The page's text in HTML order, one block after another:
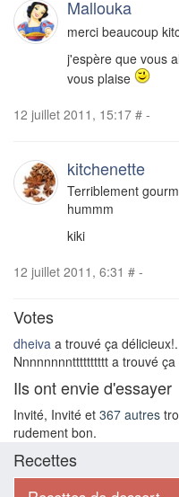
Mallouka
merci beaucoup
j'espère que vous
vous plaise
12 juillet 2011, 15:17 # -
kitchenette
Terriblement
hummm
kiki
12 juillet 2011, 6:31 # -
Votes
dheiva a trouvé ça délicieux!.
Nnnnnnnntttttttttt a trouvé ça
Ils ont envie d'essayer
Invité, Invité et 367 autres
rudement bon.
Recettes